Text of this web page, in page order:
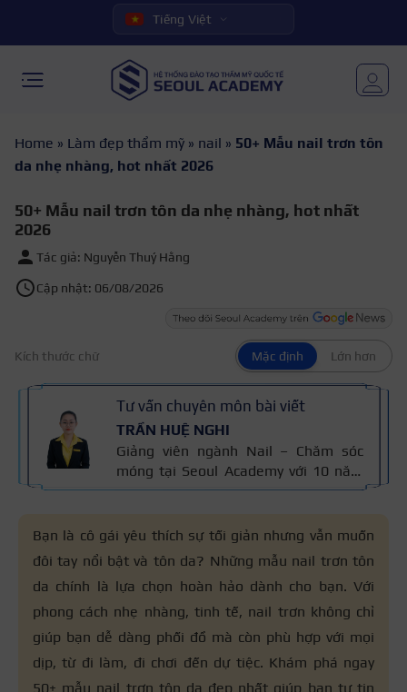
Tiếng Việt
Home » Làm đẹp thẩm mỹ » nail » 50+ Mẫu nail trơn tôn
da nhẹ nhàng, hot nhất 2026
50+ Mẫu nail trơn tôn da nhẹ nhàng, hot nhất
2026
Tác giả: Nguyễn Thuý Hằng
Cập nhật: 06/08/2026
Kích thước chữ Mặc định Lớn hơn
Tư vấn chuyên môn bài viết
TRẦN HUỆ NGHI
Giảng viên ngành Nail – Chăm sóc
móng tại Seoul Academy với 10 năm
kinh nghiệm trong nghề. Có chuyên
móng, sơn gel, đắp bột và vẽ móng
nghệ thuật. Kiến thức trong bài được
đối chiếu với quy trình chăm sóc móng
chuẩn nghề và 10 năm kinh nghiệm
giảng dạy của cô, giúp người đọc nắm
thông tin đáng tin cậy.
Bạn là cô gái yêu thích sự tối giản nhưng vẫn muốn
đôi tay nổi bật và tôn da? Những mẫu nail trơn tôn
da chính là lựa chọn hoàn hảo dành cho bạn. Với
phong cách nhẹ nhàng, tinh tế, nail trơn không chỉ
giúp bạn dễ dàng phối đồ mà còn phù hợp với mọi
dịp, từ đi làm, đi chơi đến dự tiệc. Khám phá ngay
50+ mẫu nail trơn tôn da đẹp nhất giúp bạn tự tin